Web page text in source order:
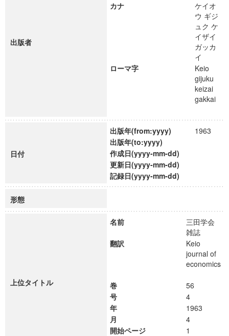
出版者
カナ
ケイオ
ウ ギジ
ュク ケ
イザイ
ガッカ
イ
ローマ字
Keio
gijuku
keizai
gakkai
日付
出版年(from:yyyy)
1963
出版年(to:yyyy)
作成日(yyyy-mm-dd)
更新日(yyyy-mm-dd)
記録日(yyyy-mm-dd)
形態
上位タイトル
名前
三田学会
雑誌
翻訳
Keio
journal of
economics
巻
56
号
4
年
1963
月
4
開始ページ
1